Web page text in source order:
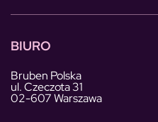
BIURO
Bruben Polska
ul. Czeczota 31
02-607 Warszawa